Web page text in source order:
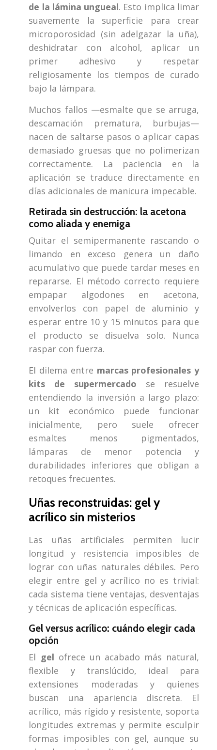
de la lámina ungueal. Esto implica limar
suavemente la superficie para crear
microporosidad (sin adelgazar la uña),
deshidratar con alcohol, aplicar un
primer adhesivo y respetar
religiosamente los tiempos de curado
bajo la lámpara.
Muchos fallos —esmalte que se arruga,
descamación prematura, burbujas—
nacen de saltarse pasos o aplicar capas
demasiado gruesas que no polimerizan
correctamente. La paciencia en la
aplicación se traduce directamente en
días adicionales de manicura impecable.
Retirada sin destrucción: la acetona
como aliada y enemiga
Quitar el semipermanente rascando o
limando en exceso genera un daño
acumulativo que puede tardar meses en
repararse. El método correcto requiere
empapar algodones en acetona,
envolverlos con papel de aluminio y
esperar entre 10 y 15 minutos para que
el producto se disuelva solo. Nunca
raspar con fuerza.
El dilema entre marcas profesionales y
kits de supermercado se resuelve
entendiendo la inversión a largo plazo:
un kit económico puede funcionar
inicialmente, pero suele ofrecer
esmaltes menos pigmentados,
lámparas de menor potencia y
durabilidades inferiores que obligan a
retoques frecuentes.
Uñas reconstruidas: gel y
acrílico sin misterios
Las uñas artificiales permiten lucir
longitud y resistencia imposibles de
lograr con uñas naturales débiles. Pero
elegir entre gel y acrílico no es trivial:
cada sistema tiene ventajas, desventajas
y técnicas de aplicación específicas.
Gel versus acrílico: cuándo elegir cada
opción
El gel ofrece un acabado más natural,
flexible y translúcido, ideal para
extensiones moderadas y quienes
buscan una apariencia discreta. El
acrílico, más rígido y resistente, soporta
longitudes extremas y permite esculpir
formas imposibles con gel, aunque su